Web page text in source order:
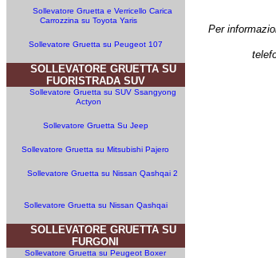
Sollevatore Gruetta e Verricello Carica
Carrozzina su Toyota Yaris
Sollevatore Gruetta su Peugeot 107
SOLLEVATORE GRUETTA SU
FUORISTRADA SUV
Sollevatore Gruetta su SUV Ssangyong
Actyon
Sollevatore Gruetta Su Jeep
Sollevatore Gruetta su Mitsubishi Pajero
Sollevatore Gruetta su Nissan Qashqai 2
Sollevatore Gruetta su Nissan Qashqai
SOLLEVATORE GRUETTA SU
FURGONI
Sollevatore Gruetta su Peugeot Boxer
Per